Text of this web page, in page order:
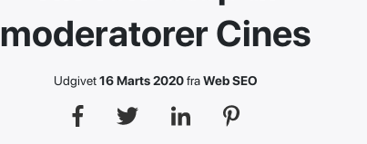
moderatorer Cines
Udgivet16 Marts 2020fraWeb SEO